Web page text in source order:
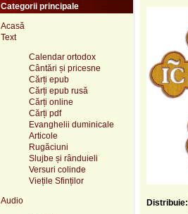
Distribuie:
Categorii principale
Acasă
Text
Calendar ortodox
Cântări și pricesne
Cărți epub
Cărți epub rusă
Cărți online
Cărți pdf
Evanghelii duminicale
Articole
Rugăciuni
Slujbe și rânduieli
Versuri colinde
Viețile Sfinților
Audio